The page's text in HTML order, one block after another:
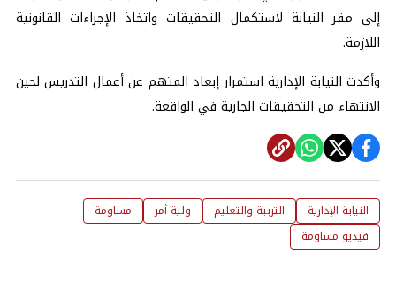
إلى مقر النيابة لاستكمال التحقيقات واتخاذ الإجراءات القانونية
اللازمة.
وأكدت النيابة الإدارية استمرار إبعاد المتهم عن أعمال التدريس لحين
الانتهاء من التحقيقات الجارية في الواقعة.
النيابة الإدارية التربية والتعليم ولية أمر
مساومة
فيديو مساومة